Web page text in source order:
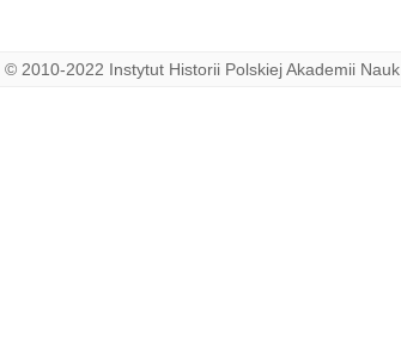
© 2010-2022 Instytut Historii Polskiej Akademii Nauk